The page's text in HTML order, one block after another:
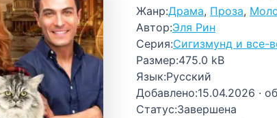
Жанр:Драма, Проза,
Автор:Эля Рин
Серия:Сигизмунд и все-
Размер:475.0 kB
Язык:Русский
Добавлено:15.04.2026 ·
Статус:Завершена